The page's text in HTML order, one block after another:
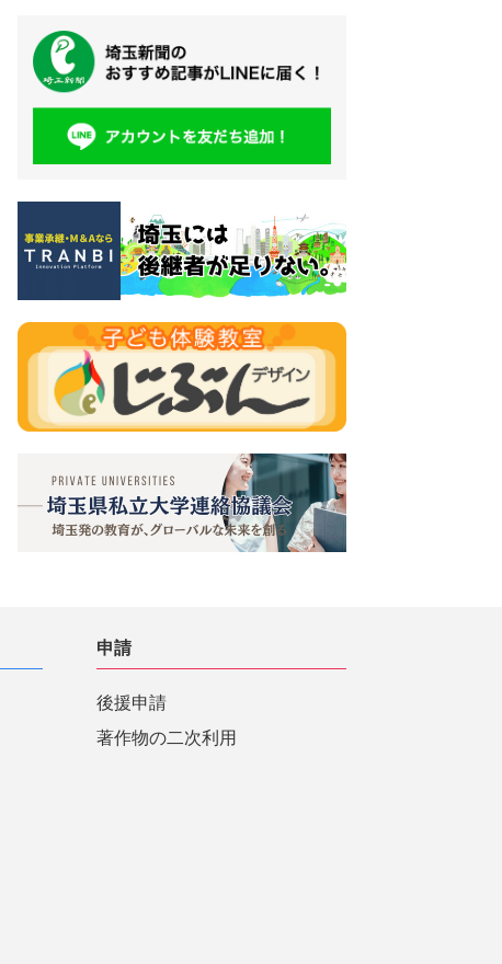
申請
後援申請
著作物の二次利用